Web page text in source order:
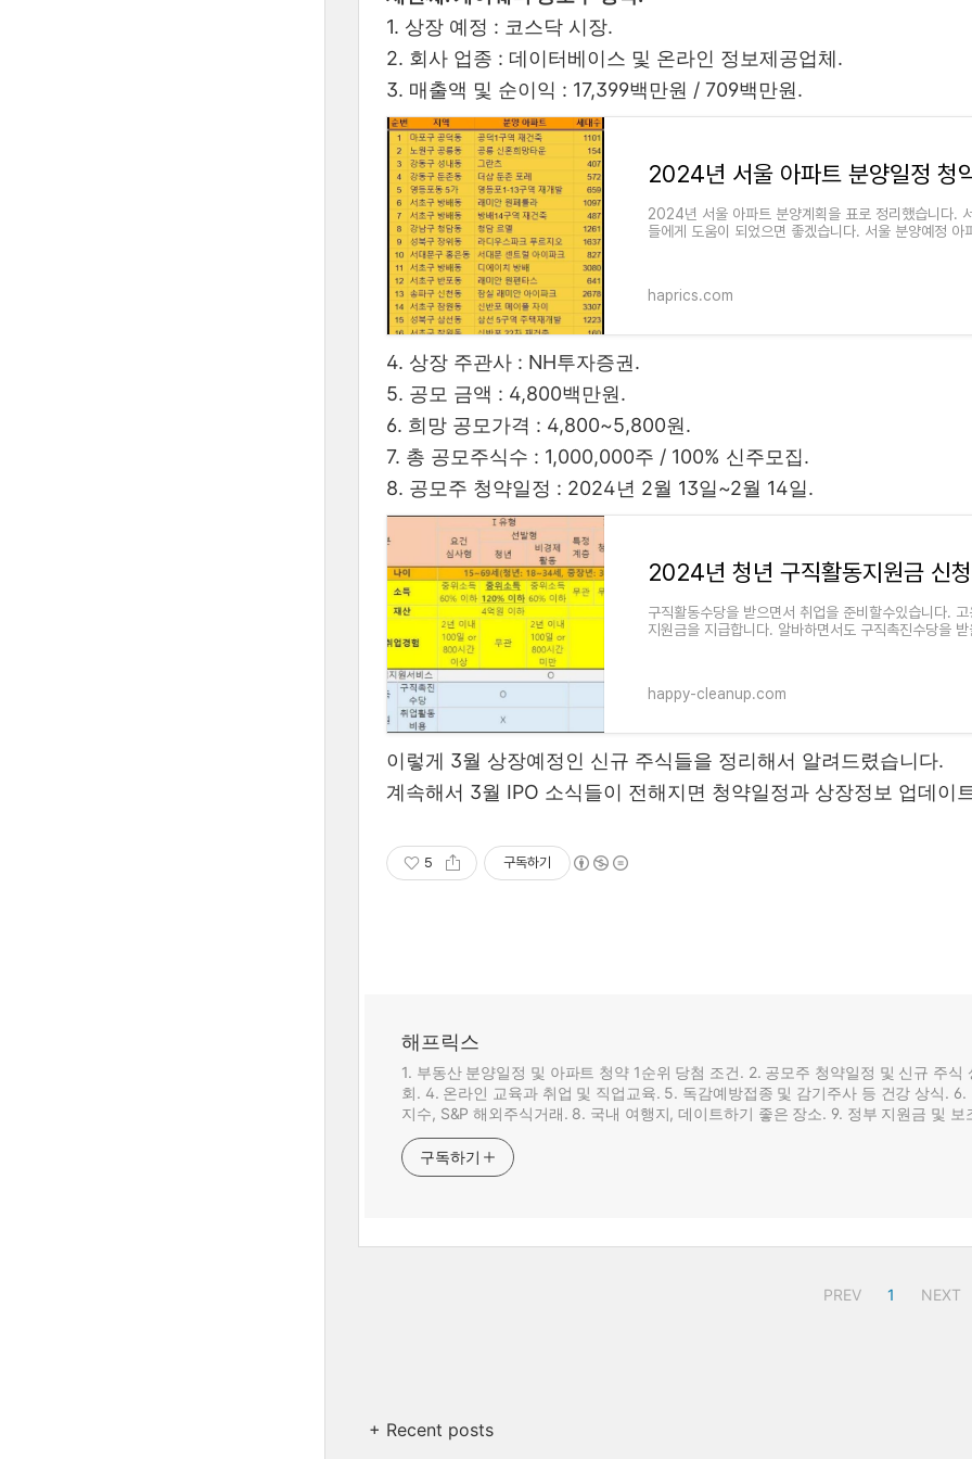
1. 상장 예정 : 코스닥 시장.
2. 회사 업종 : 데이터베이스 및 온라인 정보제공업체.
3. 매출액 및 순이익 : 17,399백만원 / 709백만원.
2024년 서울 아파트 분양일정 청
2024년 서울 아파트 분양계획을 표로 정리했습니다.
들에게 도움이 되었으면 좋겠습니다. 서울 분양예정 아
haprics.com
4. 상장 주관사 : NH투자증권.
5. 공모 금액 : 4,800백만원.
6. 희망 공모가격 : 4,800~5,800원.
7. 총 공모주식수 : 1,000,000주 / 100% 신주모집.
8. 공모주 청약일정 : 2024년 2월 13일~2월 14일.
2024년 청년 구직활동지원금 신
구직활동수당을 받으면서 취업을 준비할수있습니다.
지원금을 지급합니다. 알바하면서도 구직촉진수당을
happy-cleanup.com
이렇게 3월 상장예정인 신규 주식들을 정리해서 알려드렸습니다.
계속해서 3월 IPO 소식들이 전해지면 청약일정과 상장정보 업데이
5 구독하기
해프릭스
1. 부동산 분양일정 및 아파트 청약 1순위 당첨 조건. 2. 공모주 청약일정 및 신규 주
회. 4. 온라인 교육과 취업 및 직업교육. 5. 독감예방접종 및 감기주사 등 건강 상식.
지수, S&P 해외주식거래. 8. 국내 여행지, 데이트하기 좋은 장소. 9. 정부 지원금 및
구독하기
PREV 1 NEXT
+ Recent posts